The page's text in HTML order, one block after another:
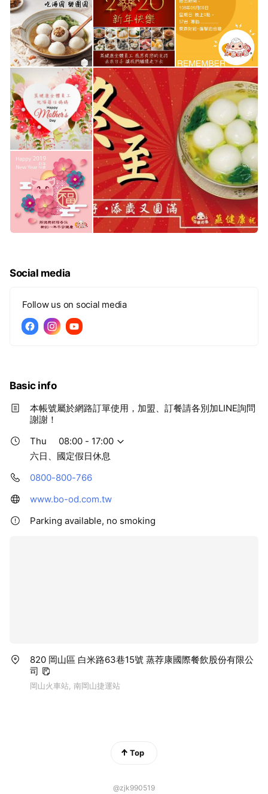
Social media
Follow us on social media
Basic info
本帳號屬於網路訂單使用，加盟、訂餐請各別加LINE詢問
謝謝！
Thu
08:00 - 17:00
六日、國定假日休息
0800-800-766
www.bo-od.com.tw
Parking available, no smoking
820 岡山區 白米路63巷15號 蒸荐康國際餐飲股份有限公
司
岡山火車站, 南岡山捷運站
Top
@zjk990519